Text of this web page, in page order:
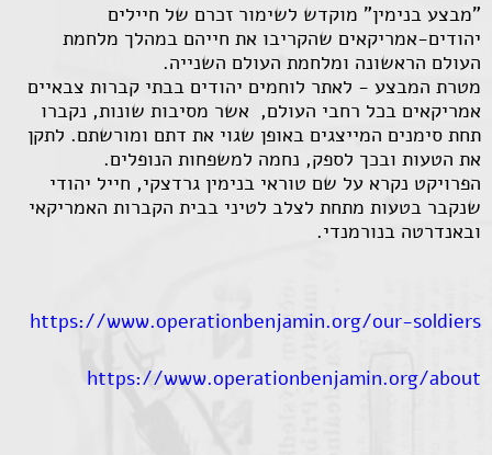
"מבצע בנימין" מוקדש לשימור זכרם של חיילים
יהודים-אמריקאים שהקריבו את חייהם במהלך מלחמת
העולם הראשונה ומלחמת העולם השנייה.
מטרת המבצע - לאתר לוחמים יהודים בבתי קברות צבאיים
אמריקאים בכל רחבי העולם, אשר מסיבות שונות, נקברו
תחת סימנים המייצגים באופן שגוי את דתם ומורשתם. לתקן
את הטעות ובכך לספק, נחמה למשפחות הנופלים.
הפרויקט נקרא על שם טוראי בנימין גרדצקי, חייל יהודי
שנקבר בטעות מתחת לצלב לטיני בבית הקברות האמריקאי
ובאנדרטה בנורמנדי.
https://www.operationbenjamin.org/our-soldiers
https://www.operationbenjamin.org/about